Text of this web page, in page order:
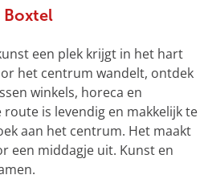
Boxtel
een plek krijgt in het hart
het centrum wandelt, ontdek
winkels, horeca en
is levendig en makkelijk te
aan het centrum. Het maakt
een middagje uit. Kunst en